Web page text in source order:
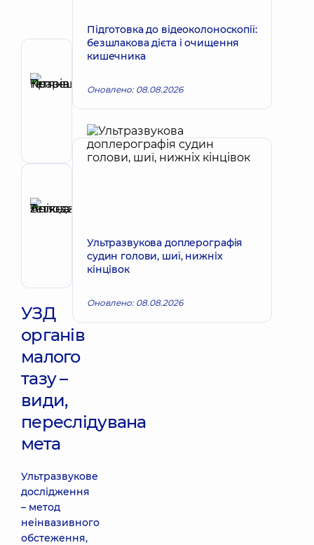
Автор
Тетяна
Петрівна
Лікар
з
ультразвукової
Володимирівна
Терапевт;
Кардіолог;
УЗД
органів
малого
тазу –
види,
переслідувана
мета
Ультразвукове
дослідження
– метод
неінвазивного
обстеження,
Підготовка до відеоколоноскопії:
безшлакова дієта і очищення
кишечника
Оновлено: 08.08.2026
Ультразвукова доплерографія
судин голови, шиї, нижніх
кінцівок
Оновлено: 08.08.2026